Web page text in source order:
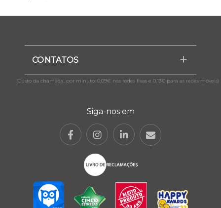
CONTATOS
(Custo da chamada, por minuto: 0,09€ nas redes fixas e 0,13€ para as redes móveis)
Siga-nos em